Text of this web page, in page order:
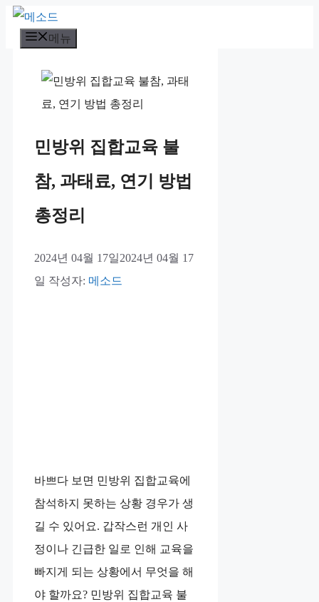
컨
메뉴
민방위 집합교육 불
참, 과태료, 연기 방법
총정리
2024년 04월 17일2024년 04월 17
일 작성자: 메소드
바쁘다 보면 민방위 집합교육에
참석하지 못하는 상황 경우가 생
길 수 있어요. 갑작스런 개인 사
정이나 긴급한 일로 인해 교육을
빠지게 되는 상황에서 무엇을 해
야 할까요? 민방위 집합교육 불